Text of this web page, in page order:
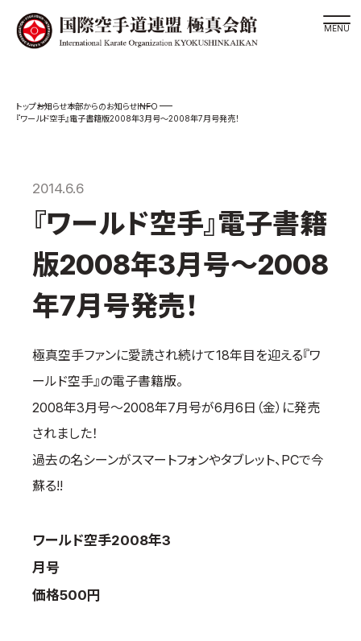
スケジュール
松井章奎館長 紹介
極真の歴史
極真会館のご案内
極真会館の概要
各委員会紹介
国際空手道連盟について
お知らせ
支部からのお知らせ
試合規則
お知らせ本部からのお知らせINFO
『ワールド空手』電子書籍版2008年3月号～2008年7月号発売！
2014.6.6
『ワールド空手』電子書籍
版2008年3月号～2008
年7月号発売！
極真空手ファンに愛読され続けて18年目を迎える『ワ
ールド空手』の電子書籍版。
2008年3月号～2008年7月号が6月6日（金）に発売
されました！
過去の名シーンがスマートフォンやタブレット、PCで今
蘇る!!
ワールド空手2008年3
月号
価格500円